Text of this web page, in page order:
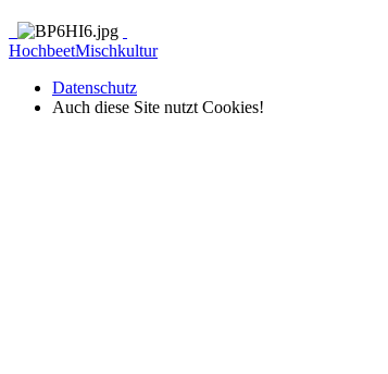
HochbeetMischkultur
Datenschutz
Auch diese Site nutzt Cookies!